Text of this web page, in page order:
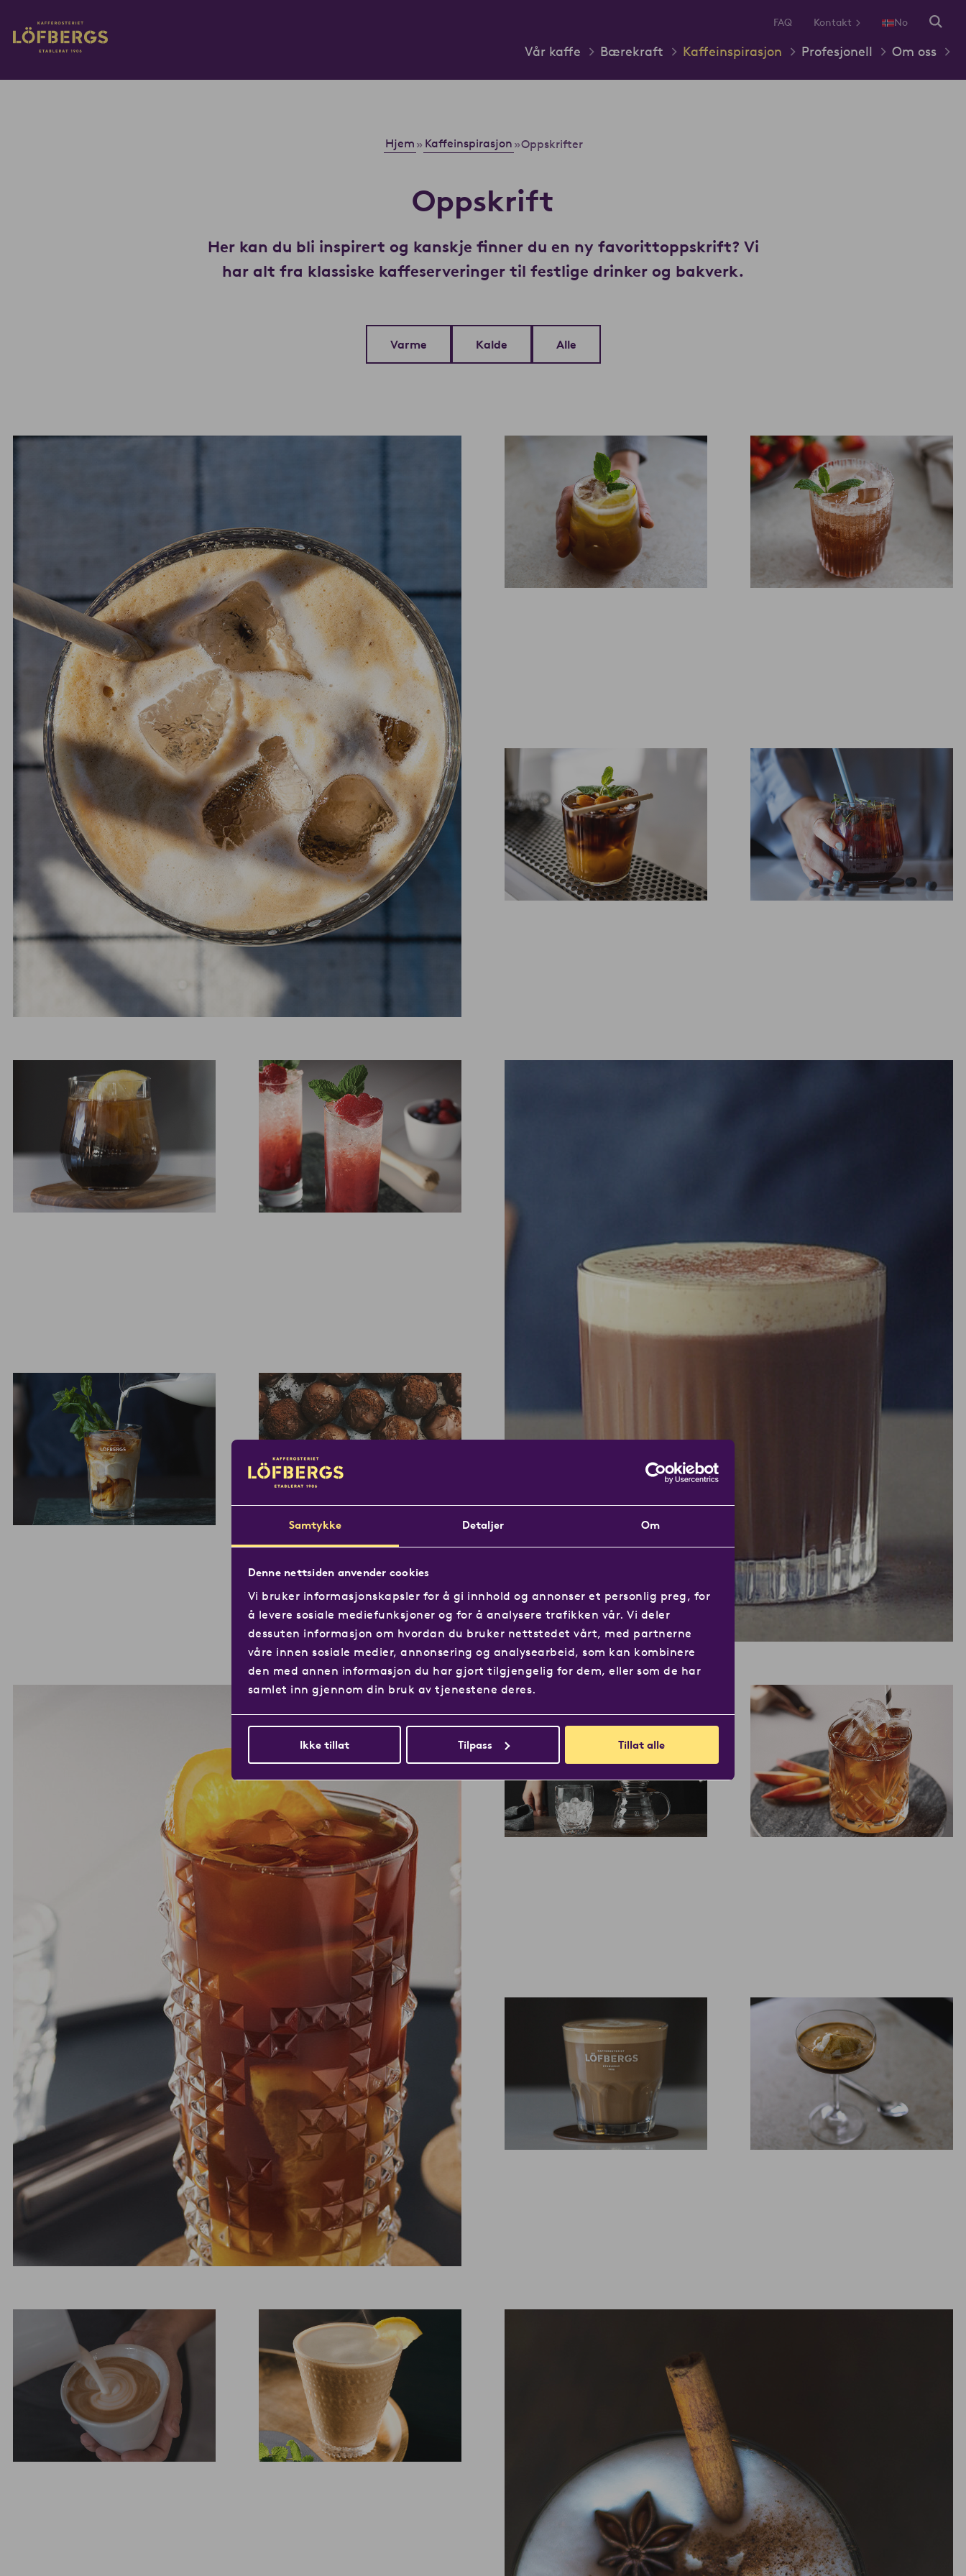
Samtykke Detaljer Om
Denne nettsiden anvender cookies
Vi bruker informasjonskapsler for å gi innhold og annonser et personlig preg, for
å levere sosiale mediefunksjoner og for å analysere trafikken vår. Vi deler
dessuten informasjon om hvordan du bruker nettstedet vårt, med partnerne
våre innen sosiale medier, annonsering og analysearbeid, som kan kombinere
den med annen informasjon du har gjort tilgjengelig for dem, eller som de har
samlet inn gjennom din bruk av tjenestene deres.
Ikke tillat Tilpass Tillat alle
Gå til hovedinnhold
Vår kaffe
Bærekraft Kaffeinspirasjon Profesjonell Om oss
FAQ Kontakt No
Hjem » Kaffeinspirasjon »Oppskrifter
Oppskrift
Her kan du bli inspirert og kanskje finner du en ny favorittoppskrift? Vi
har alt fra klassiske kaffeserveringer til festlige drinker og bakverk.
Varme Kalde Alle